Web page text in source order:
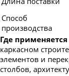
Способ
производства
Где
каркасном
элементов и
столбов,